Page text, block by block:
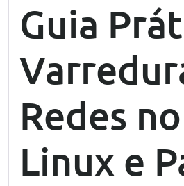
Guia
Redes
Linux e